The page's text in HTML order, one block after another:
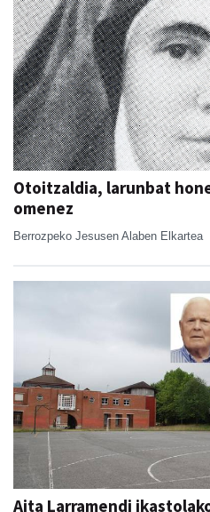
Otoitzaldia, larunbat
omenez
Berrozpeko Jesusen Alaben Elkartea
Aita Larramendi